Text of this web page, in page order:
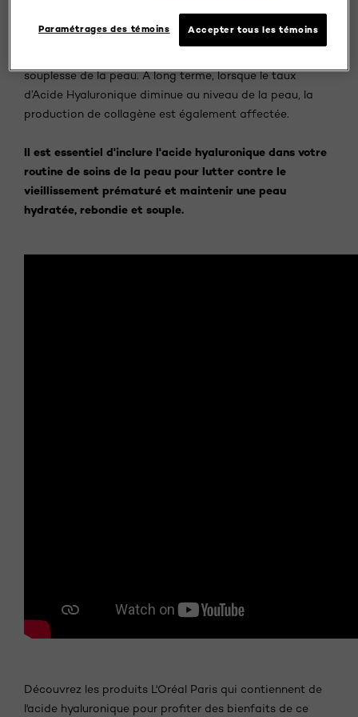
contribue également à soutenir la production de
collagène dans le derme ? Les deux molécules sont
souplesse de la peau. À long terme, lorsque le taux
d’Acide Hyaluronique diminue au niveau de la peau, la
production de collagène est également affectée.
Il est essentiel d'inclure l'acide hyaluronique dans votre
routine de soins de la peau pour lutter contre le
vieillissement prématuré et maintenir une peau
hydratée, rebondie et souple.
Découvrez les produits L'Oréal Paris qui contiennent de
l'acide hyaluronique pour profiter des bienfaits de ce
Accepter tous les témoins
Paramétrages des témoins